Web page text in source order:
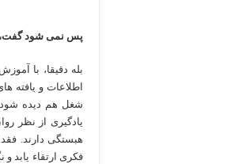
پس نمی شود گفت،
بله دقیقا، با
اطلاعات و
شغل هم دیده شود
یادگیری از نظر
هبستگی دارند.
فکری ارتقاء یابد